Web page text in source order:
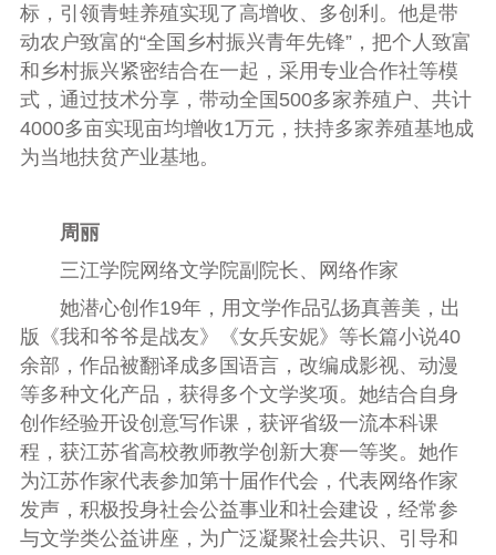
标，引领青蛙养殖实现了高增收、多创利。他是带
动农户致富的“全国乡村振兴青年先锋”，把个人致富
和乡村振兴紧密结合在一起，采用专业合作社等模
式，通过技术分享，带动全国500多家养殖户、共计
4000多亩实现亩均增收1万元，扶持多家养殖基地成
为当地扶贫产业基地。
周丽
三江学院网络文学院副院长、网络作家
她潜心创作19年，用文学作品弘扬真善美，出
版《我和爷爷是战友》《女兵安妮》等长篇小说40
余部，作品被翻译成多国语言，改编成影视、动漫
等多种文化产品，获得多个文学奖项。她结合自身
创作经验开设创意写作课，获评省级一流本科课
程，获江苏省高校教师教学创新大赛一等奖。她作
为江苏作家代表参加第十届作代会，代表网络作家
发声，积极投身社会公益事业和社会建设，经常参
与文学类公益讲座，为广泛凝聚社会共识、引导和